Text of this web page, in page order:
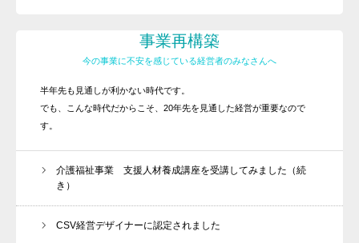
事業再構築
今の事業に不安を感じている経営者のみなさんへ
半年先も見通しが利かない時代です。
でも、こんな時代だからこそ、20年先を見通した経営が重要なので
す。
介護福祉事業 支援人材養成講座を受講してみました（続
き）
CSV経営デザイナーに認定されました